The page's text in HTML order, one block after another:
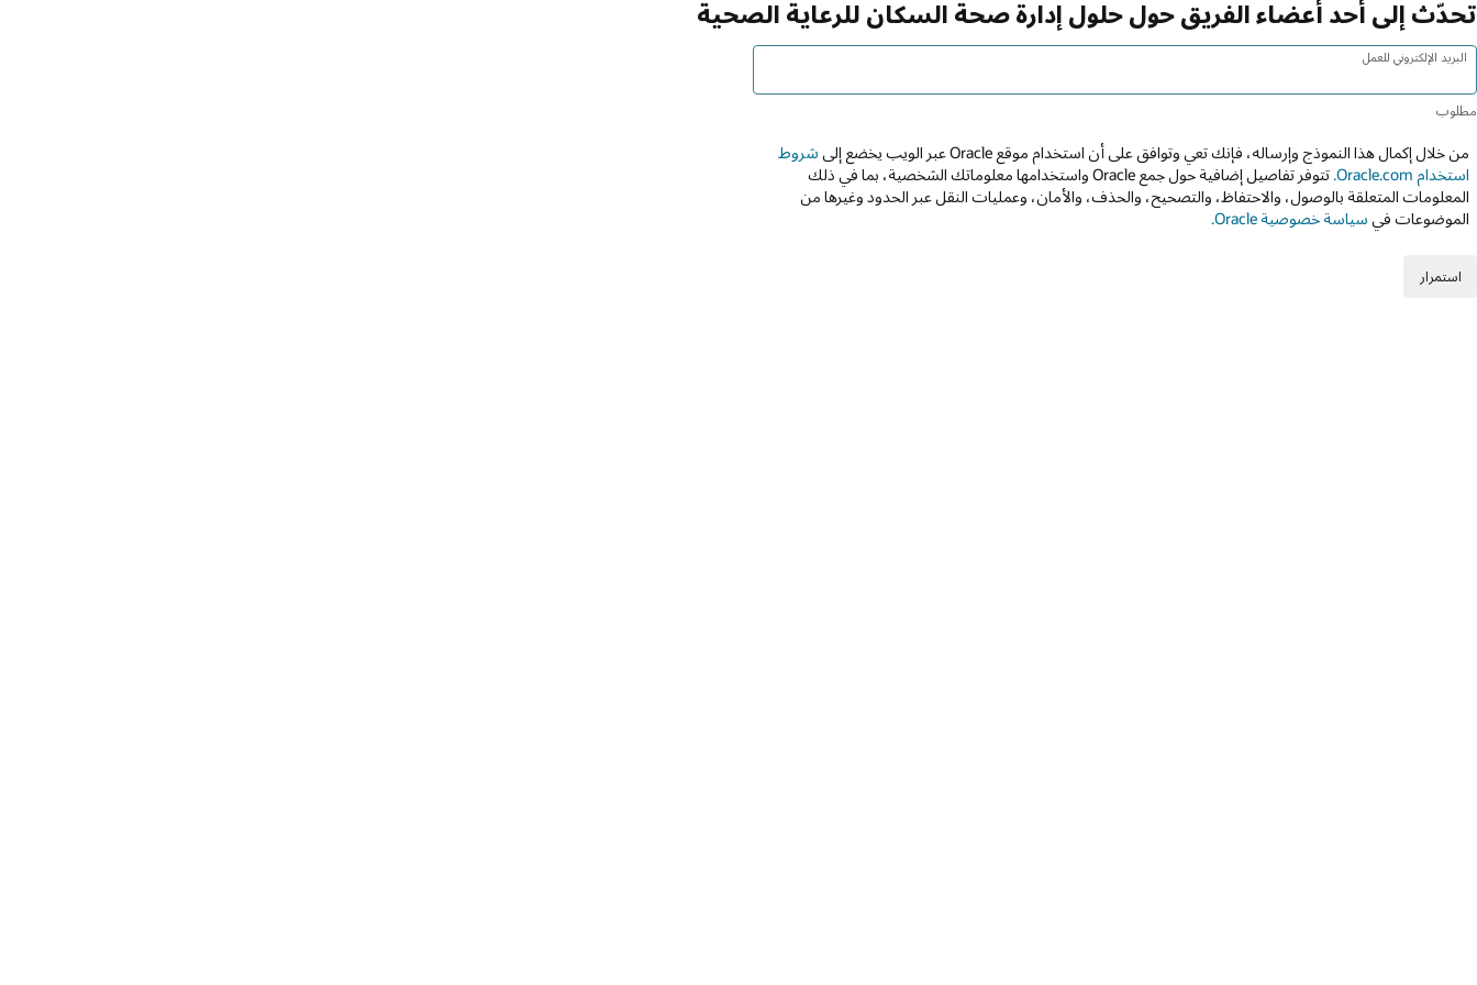
تحدّث إلى أحد أعضاء الفريق حول حلول إدارة صحة السكان للرعاية الصحية
البريد الإلكتروني للعمل
من خلال إكمال هذا النموذج وإرساله، فإنك تعي وتوافق على أن استخدام موقع Oracle عبر الويب يخضع إلى
شروط
استخدام Oracle.com.
تتوفر تفاصيل إضافية حول جمع Oracle واستخدامها معلوماتك الشخصية، بما في ذلك
المعلومات المتعلقة بالوصول، والاحتفاظ، والتصحيح، والحذف، والأمان، وعمليات النقل عبر الحدود وغيرها من
الموضوعات في سياسة خصوصية Oracle.
استمرار